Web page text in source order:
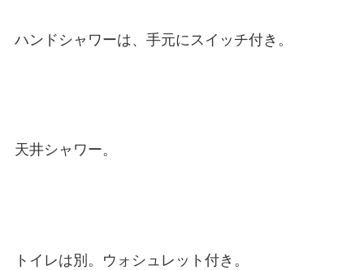
ハンドシャワーは、手元にスイッチ付き。
天井シャワー。
トイレは別。ウォシュレット付き。